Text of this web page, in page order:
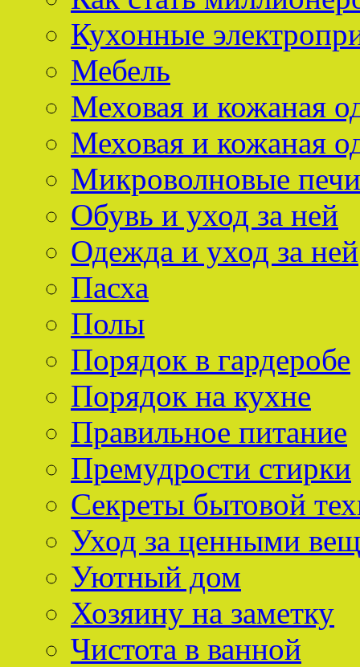
Кухонные
Мебель
Меховая и кожаная
Меховая и кожаная
Микроволновые печи
Обувь и уход за ней
Одежда и уход за ней
Пасха
Полы
Порядок в гардеробе
Порядок на кухне
Правильное питание
Премудрости стирки
Секреты бытовой
Уход за ценными
Уютный дом
Хозяину на заметку
Чистота в ванной